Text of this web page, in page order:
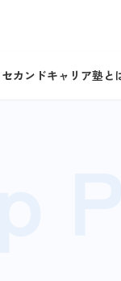
セカンドキャリア塾と